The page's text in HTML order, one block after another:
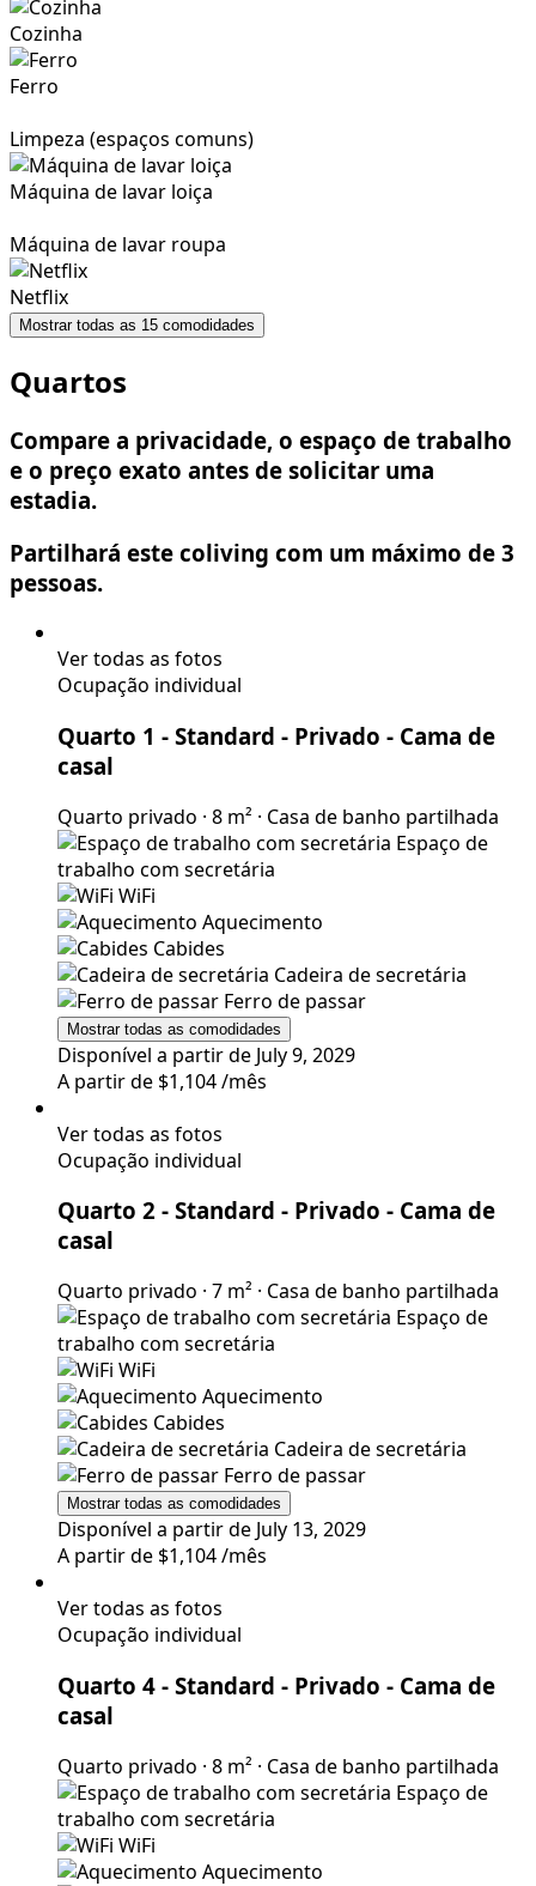
Cozinha
Ferro
Limpeza (espaços comuns)
Máquina de lavar loiça
Máquina de lavar roupa
Netflix
Mostrar todas as 15 comodidades
Quartos
Compare a privacidade, o espaço de trabalho
e o preço exato antes de solicitar uma
estadia.
Partilhará este coliving com um máximo de 3
pessoas.
Ver todas as fotos
Ocupação individual
Quarto 1 - Standard - Privado - Cama de
casal
Quarto privado · 8 m² · Casa de banho partilhada
Espaço de
trabalho com secretária
WiFi
Aquecimento
Cabides
Cadeira de secretária
Ferro de passar
Mostrar todas as comodidades
Disponível a partir de July 9, 2029
A partir de $1,104/mês
Ver todas as fotos
Ocupação individual
Quarto 2 - Standard - Privado - Cama de
casal
Quarto privado · 7 m² · Casa de banho partilhada
Espaço de
trabalho com secretária
WiFi
Aquecimento
Cabides
Cadeira de secretária
Ferro de passar
Mostrar todas as comodidades
Disponível a partir de July 13, 2029
A partir de $1,104/mês
Ver todas as fotos
Ocupação individual
Quarto 4 - Standard - Privado - Cama de
casal
Quarto privado · 8 m² · Casa de banho partilhada
Espaço de
trabalho com secretária
WiFi
Aquecimento